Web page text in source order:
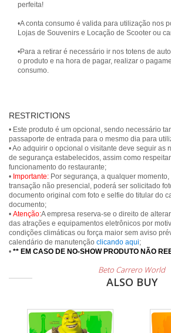
perfeita!
•A conta consumo é valida para utilização nos
Lojas de Souvenirs e Locação de Scooter ou
•Para a retirar é necessário ir nos totens de
o produto e na hora de pagar, realizar o
consumo.
RESTRICTIONS
• Este produto é um opcional, sendo necessário
passaporte de entrada para o mesmo dia para
• Ao adquirir o opcional o visitante deve seguir as
de segurança estabelecidos, assim como
funcionamento do restaurante;
• Importante: Por segurança, a qualquer
transação não presencial, poderá ser solicitado
documento original com foto e selfie do titular do
documento;
• Atenção:A empresa reserva-se o direito de
das atrações e equipamentos eletrônicos por
condições climáticas ou força maior sem aviso
calendário de manutenção clicando aqui;
• ** EM CASO DE NO-SHOW PRODUTO NÃO
Beto Carrero World
ALSO BUY